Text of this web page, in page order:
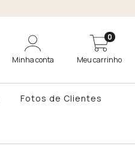
Minha conta Meu carrinho
0
Fotos de Clientes